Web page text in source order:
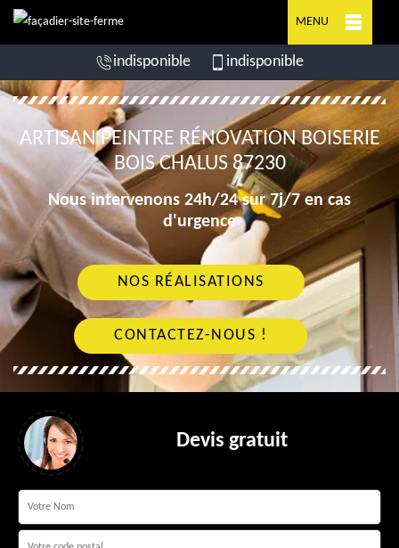
MENU
indisponible indisponible
ARTISAN PEINTRE RÉNOVATION BOISERIE
BOIS CHALUS 87230
Nous intervenons 24h/24 sur 7j/7 en cas
d'urgence
NOS RÉALISATIONS
CONTACTEZ-NOUS !
Devis gratuit